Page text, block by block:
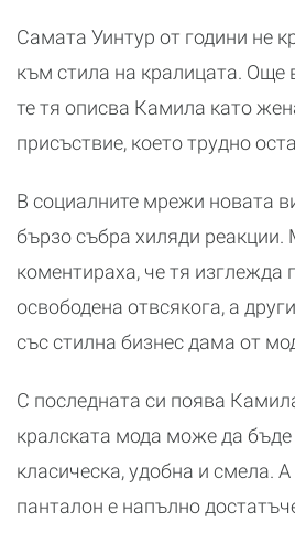
Самата Уинтур от години не
към стила на кралицата. Още
те тя описва Камила като
присъствие, което трудно
В социалните мрежи новата
бързо събра хиляди реакции.
коментираха, че тя изглежда
освободена отвсякога, а
със стилна бизнес дама от
С последната си поява
кралската мода може да
класическа, удобна и смела.
панталон е напълно